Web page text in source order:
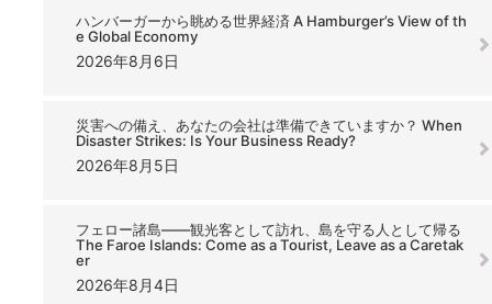
ハンバーガーから眺める世界経済 A Hamburger’s View of th
e Global Economy
2026年8月6日
災害への備え、あなたの会社は準備できていますか？ When
Disaster Strikes: Is Your Business Ready?
2026年8月5日
フェロー諸島――観光客として訪れ、島を守る人として帰る
The Faroe Islands: Come as a Tourist, Leave as a Caretak
er
2026年8月4日